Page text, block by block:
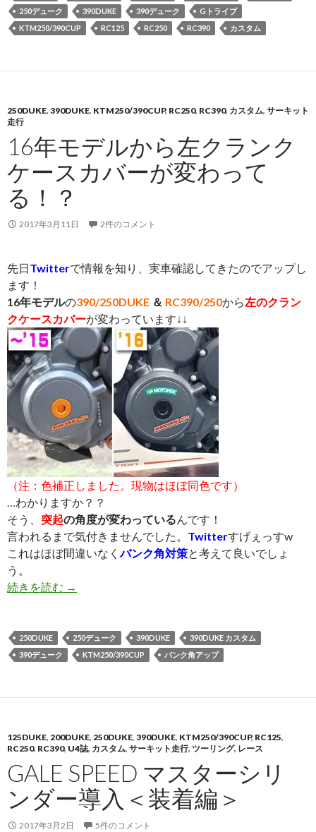
250デューク 390DUKE 390デューク
Gトライブ
KTM250/390CUP
RC125 RC250 RC390 カスタム
250DUKE, 390DUKE, KTM250/390CUP, RC250, RC390, カスタム, サーキット
走行
16年モデルから左クランク
ケースカバーが変わって
る！？
2017年3月11日 2件のコメント
先日Twitterで情報を知り、実車確認してきたのでアップし
ます！
16年モデルの390/250DUKE ＆ RC390/250から左のクラン
クケースカバーが変わっています↓↓
（注：色補正しました。現物はほぼ同色です）
…わかりますか？？
そう、 突起の角度が変わっているんです！
言われるまで気付きませんでした。 Twitterすげぇっすw
これはほぼ間違いなくバンク角対策と考えて良いでしょ
う。
続きを読む 16年モデルから左クランクケースカバーが変わ
→
250DUKE 250デューク 390DUKE
390DUKE カスタム
390デューク
KTM250/390CUP バンク角アップ
125DUKE, 200DUKE, 250DUKE, 390DUKE, KTM250/390CUP, RC125,
RC250, RC390, U4誌, カスタム, サーキット走行, ツーリング, レース
GALE SPEED マスターシリ
ンダー導入＜装着編＞
2017年3月2日 5件のコメント